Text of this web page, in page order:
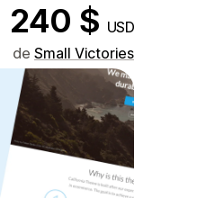
240 $ USD
de Small Victories